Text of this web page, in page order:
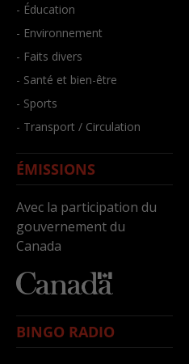
- Éducation
- Environnement
- Faits divers
- Santé et bien-être
- Sports
- Transport / Circulation
ÉMISSIONS
Avec la participation du
gouvernement du
Canada
BINGO RADIO